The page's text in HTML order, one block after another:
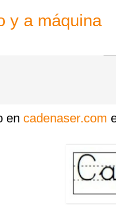
y a máquina
en cadenaser.com